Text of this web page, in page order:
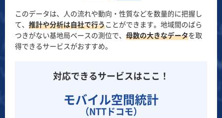
このデータは、人の流れや動向・性質などを数量的に把握し
て、 推計や分析は自社で行うことができます。地域間のばら
つきがない基地局ベースの測位で、 母数の大きなデータを取
得できるサービスがおすすめ。
対応できるサービスはここ！
モバイル空間統計
（NTTドコモ）